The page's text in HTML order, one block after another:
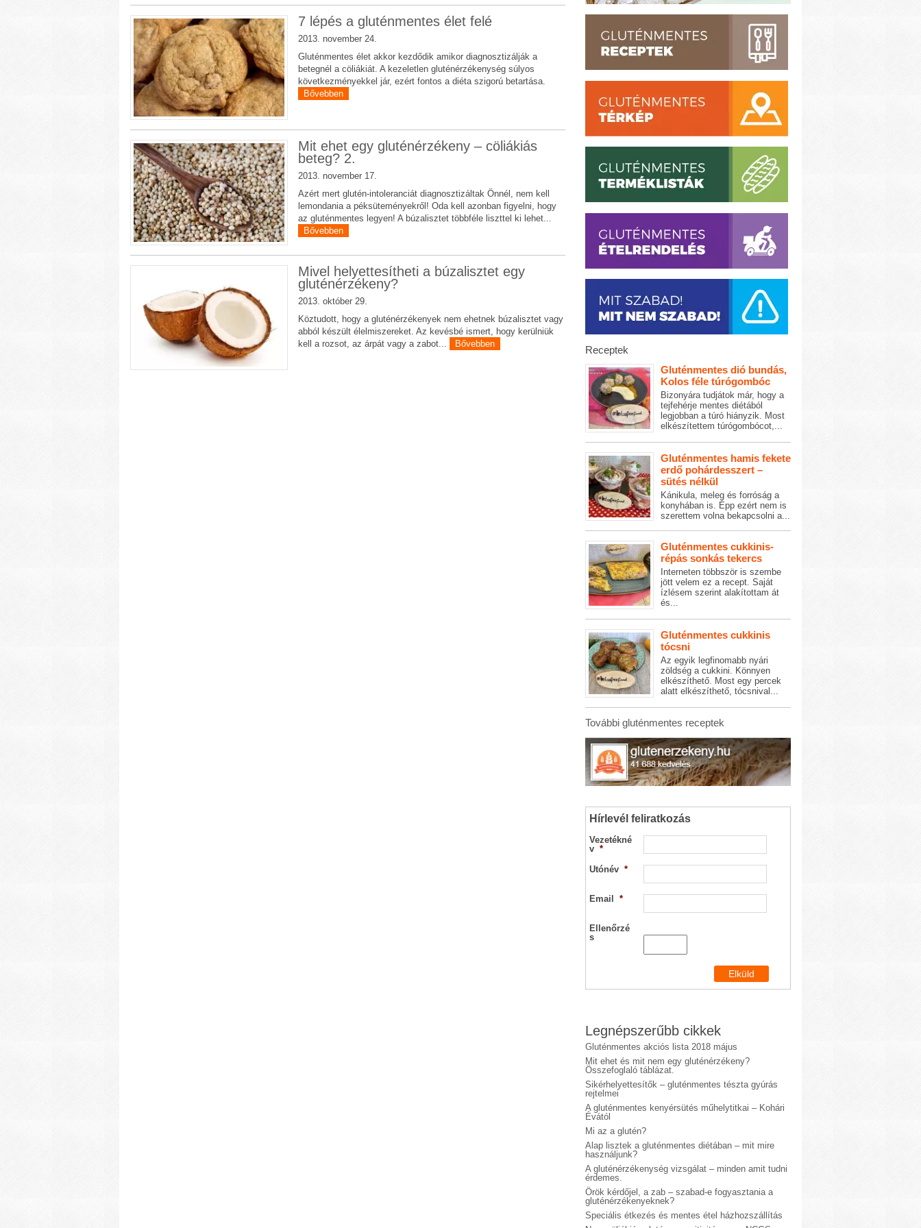
7 lépés a gluténmentes élet felé
2013. november 24.
Gluténmentes élet akkor kezdődik amikor diagnosztizálják a
betegnél a cöliákiát. A kezeletlen gluténérzékenység súlyos
következményekkel jár, ezért fontos a diéta szigorú betartása.
Bővebben
Mit ehet egy gluténérzékeny – cöliákiás
beteg? 2.
2013. november 17.
Azért mert glutén-intoleranciát diagnosztizáltak Önnél, nem kell
lemondania a péksüteményekről! Oda kell azonban figyelni, hogy
az gluténmentes legyen! A búzalisztet többféle liszttel ki lehet...
Bővebben
Mivel helyettesítheti a búzalisztet egy
gluténérzékeny?
2013. október 29.
Köztudott, hogy a gluténérzékenyek nem ehetnek búzalisztet vagy
abból készült élelmiszereket. Az kevésbé ismert, hogy kerülniük
kell a rozsot, az árpát vagy a zabot...
Bővebben
Receptek
Gluténmentes dió bundás,
Kolos féle túrógombóc
Bizonyára tudjátok már, hogy a
tejfehérje mentes diétából
legjobban a túró hiányzik. Most
elkészítettem túrógombócot,...
Gluténmentes hamis fekete
erdő pohárdesszert –
sütés nélkül
Kánikula, meleg és forróság a
konyhában is. Épp ezért nem is
szerettem volna bekapcsolni a...
Gluténmentes cukkinis-
répás sonkás tekercs
Interneten többször is szembe
jött velem ez a recept. Saját
ízlésem szerint alakítottam át
és...
Gluténmentes cukkinis
tócsni
Az egyik legfinomabb nyári
zöldség a cukkini. Könnyen
elkészíthető. Most egy percek
alatt elkészíthető, tócsnival...
További gluténmentes receptek
Hírlevél feliratkozás
Vezetékné
v *
Utónév *
Email *
Ellenőrzé
s
Legnépszerűbb cikkek
Gluténmentes akciós lista 2018 május
Mit ehet és mit nem egy gluténérzékeny?
Összefoglaló táblázat.
Sikérhelyettesítők – gluténmentes tészta gyúrás
rejtelmei
A gluténmentes kenyérsütés műhelytitkai – Kohári
Évától
Mi az a glutén?
Alap lisztek a gluténmentes diétában – mit mire
használjunk?
A gluténérzékenység vizsgálat – minden amit tudni
érdemes.
Örök kérdőjel, a zab – szabad-e fogyasztania a
gluténérzékenyeknek?
Speciális étkezés és mentes étel házhozszállítás